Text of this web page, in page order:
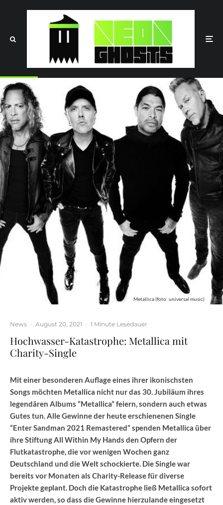
Metallica (foto: universal music)
News · August 20, 2021 · 1 Minute Lesedauer
Hochwasser-Katastrophe: Metallica mit
Charity-Single
Mit einer besonderen Auflage eines ihrer ikonischsten
Songs möchten Metallica nicht nur das 30. Jubiläum ihres
legendären Albums “Metallica” feiern, sondern auch etwas
Gutes tun. Alle Gewinne der heute erschienenen Single
“Enter Sandman 2021 Remastered” spenden Metallica über
ihre Stiftung All Within My Hands den Opfern der
Flutkatastrophe, die vor wenigen Wochen ganz
Deutschland und die Welt schockierte. Die Single war
bereits vor Monaten als Charity-Release für diverse
Projekte geplant. Doch die Katastrophe ließ Metallica sofort
aktiv werden, so dass die Gewinne hierzulande eingesetzt